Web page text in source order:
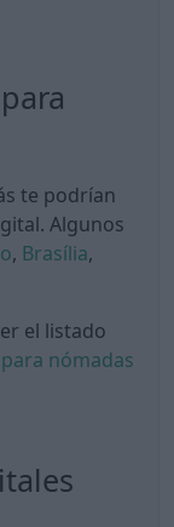
te podrían
Algunos
, Brasília,
el listado
nómadas